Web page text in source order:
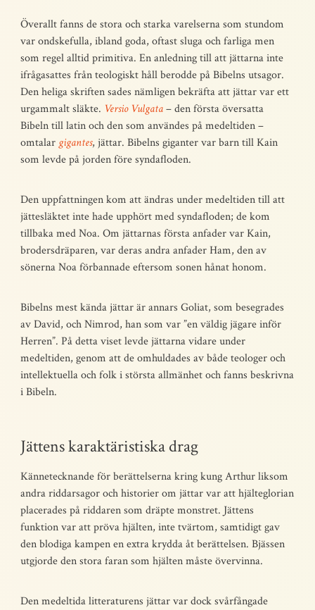
Överallt fanns de stora och starka varelserna som stundom
var ondskefulla, ibland goda, oftast sluga och farliga men
som regel alltid primitiva. En anledning till att jättarna inte
ifrågasattes från teologiskt håll berodde på Bibelns utsagor.
Den heliga skriften sades nämligen bekräfta att jättar var ett
urgammalt släkte. Versio Vulgata– den första översatta
Bibeln till latin och den som användes på medeltiden –
omtalargigantes, jättar. Bibelns giganter var barn till Kain
som levde på jorden före syndafloden.
Den uppfattningen kom att ändras under medeltiden till att
jättesläktet inte hade upphört med syndafloden; de kom
tillbaka med Noa. Om jättarnas första anfader var Kain,
brodersdräparen, var deras andra anfader Ham, den av
sönerna Noa förbannade eftersom sonen hånat honom.
Bibelns mest kända jättar är annars Goliat, som besegrades
av David, och Nimrod, han som var ”en väldig jägare inför
Herren”. På detta viset levde jättarna vidare under
medeltiden, genom att de omhuldades av både teologer och
intellektuella och folk i största allmänhet och fanns beskrivna
i Bibeln.
Jättens karaktäristiska drag
Kännetecknande för berättelserna kring kung Arthur liksom
andra riddarsagor och historier om jättar var att hjälteglorian
placerades på riddaren som dräpte monstret. Jättens
funktion var att pröva hjälten, inte tvärtom, samtidigt gav
den blodiga kampen en extra krydda åt berättelsen. Bjässen
utgjorde den stora faran som hjälten måste övervinna.
Den medeltida litteraturens jättar var dock svårfångade